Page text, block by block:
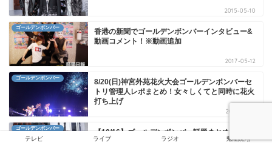
2015-05-10
ゴールデンボンバー
香港の新聞でゴールデンボンバーインタビュー&
動画コメント！※動画追加
2017-05-12
ゴールデンボンバー
8/20(日)神宮外苑花火大会ゴールデンボンバーセ
トリ管理人レポまとめ！女々しくてと同時に花火
打ち上げ
2017-08-21
ゴールデンボンバー
【10/16】ゴールデンボンバー話題まとめ キリシ
ョー失恋！？
テレビ ライブ ラジオ 鬼龍院翔